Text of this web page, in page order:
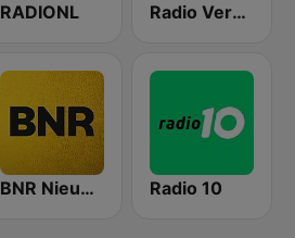
RADIONL Radio Veronica
BNR Nieuwsradio Radio 10